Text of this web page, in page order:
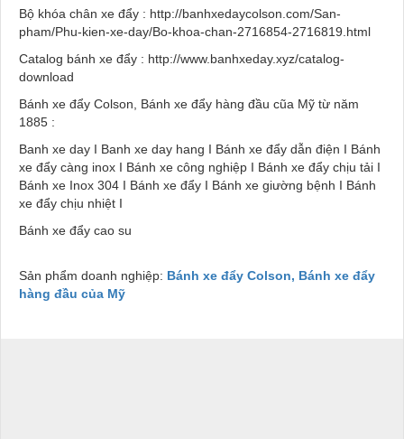
Bộ khóa chân xe đẩy : http://banhxedaycolson.com/San-
pham/Phu-kien-xe-day/Bo-khoa-chan-2716854-2716819.html
Catalog bánh xe đẩy : http://www.banhxeday.xyz/catalog-
download
Bánh xe đẩy Colson, Bánh xe đẩy hàng đầu cũa Mỹ từ năm
1885 :
Banh xe day I Banh xe day hang I Bánh xe đẩy dẫn điện I Bánh
xe đẩy càng inox I Bánh xe công nghiệp I Bánh xe đẩy chịu tải I
Bánh xe Inox 304 I Bánh xe đẩy I Bánh xe giường bệnh I Bánh
xe đẩy chịu nhiệt I
Bánh xe đẩy cao su
Sản phẩm doanh nghiệp: Bánh xe đẩy Colson, Bánh xe đẩy
hàng đầu của Mỹ